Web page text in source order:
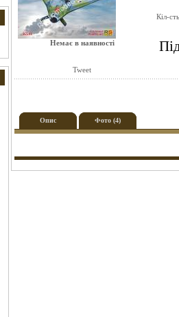
Немає в наявності
Tweet
Кіл-
Опис Фото (4)